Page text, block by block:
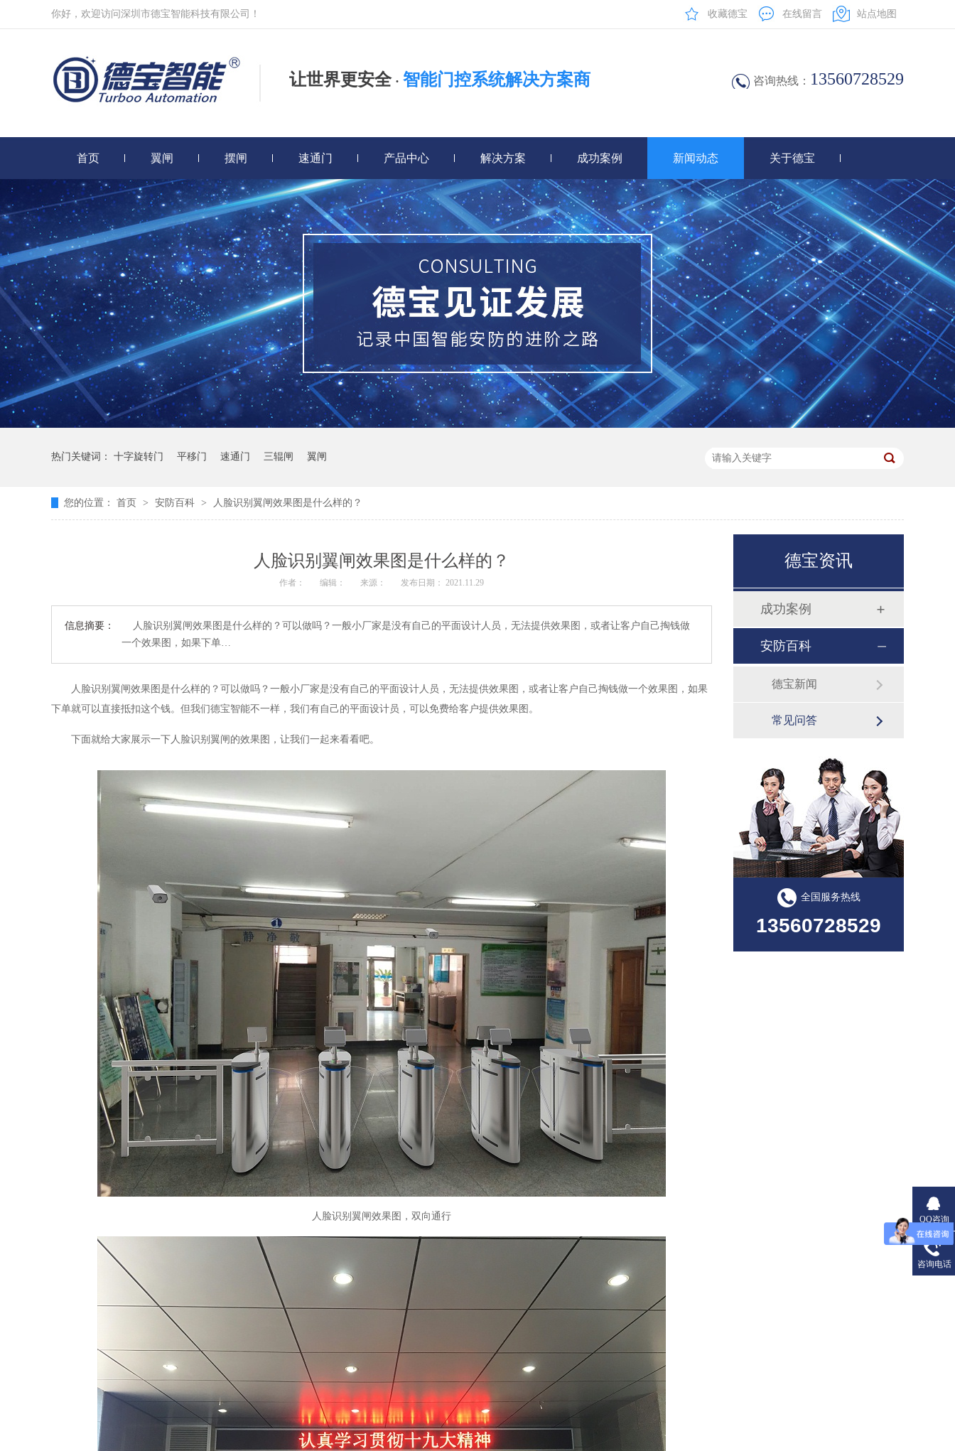
收藏德宝 在线留言 站点地图
你好，欢迎访问深圳市德宝智能科技有限公司！
让世界更安全 · 智能门控系统解决方案商 咨询热线： 13560728529
首页 翼闸 摆闸 速通门 产品中心 解决方案 成功案例 新闻动态 关于德宝
热门关键词： 十字旋转门 平移门 速通门 三辊闸 翼闸
您的位置： 首页 > 安防百科 > 人脸识别翼闸效果图是什么样的？
人脸识别翼闸效果图是什么样的？
作者： 编辑： 来源： 发布日期： 2021.11.29
信息摘要：
人脸识别翼闸效果图是什么样的？可以做吗？一般小厂家是没有自己的平面设计人员，无法提供效果图，或者让客户自己掏钱做
一个效果图，如果下单…
人脸识别翼闸效果图是什么样的？可以做吗？一般小厂家是没有自己的平面设计人员，无法提供效果图，或者让客户自己掏钱做一个效果图，如果
下单就可以直接抵扣这个钱。但我们德宝智能不一样，我们有自己的平面设计员，可以免费给客户提供效果图。
下面就给大家展示一下人脸识别翼闸的效果图，让我们一起来看看吧。
人脸识别翼闸效果图，双向通行
德宝资讯
成功案例
安防百科
德宝新闻
常见问答
全国服务热线
13560728529
QQ咨询
咨询电话